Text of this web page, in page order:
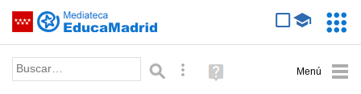
Saltar navegación
Palabra o frase: Búsqueda avanzada
Ayuda
(en